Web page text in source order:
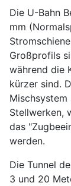
Die U-Bahn
mm
Großprofils
während die
kürzer sind.
Mischsystem
Stellwerken,
das
werden.
Die Tunnel
3 und 20